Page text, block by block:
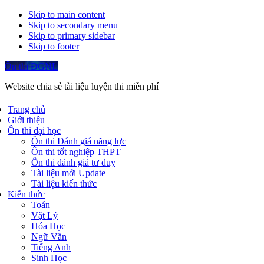
Skip to main content
Skip to secondary menu
Skip to primary sidebar
Skip to footer
Ôn thi ĐGNL
Website chia sẻ tài liệu luyện thi miễn phí
Trang chủ
Giới thiệu
Ôn thi đại học
Ôn thi Đánh giá năng lực
Ôn thi tốt nghiệp THPT
Ôn thi đánh giá tư duy
Tài liệu mới Update
Tài liệu kiến thức
Kiến thức
Toán
Vật Lý
Hóa Học
Ngữ Văn
Tiếng Anh
Sinh Học